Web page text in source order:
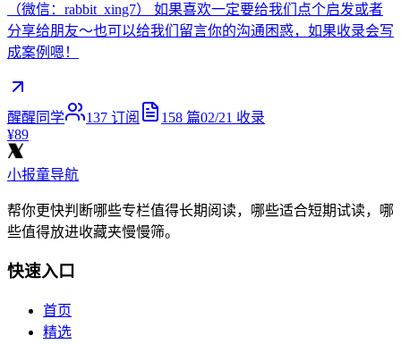
（微信：rabbit_xing7） 如果喜欢一定要给我们点个启发或者
分享给朋友～也可以给我们留言你的沟通困惑，如果收录会写
成案例嗯！
醒醒同学 137 订阅 158 篇02/21 收录
¥89
小报童导航
帮你更快判断哪些专栏值得长期阅读，哪些适合短期试读，哪
些值得放进收藏夹慢慢筛。
快速入口
首页
精选